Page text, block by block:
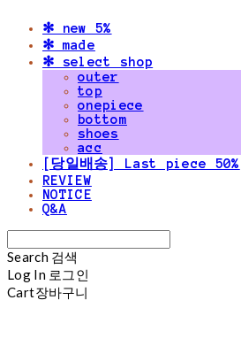
✻ new 5%
✻ made
✻ select shop
outer
top
onepiece
bottom
shoes
acc
[당일배송] Last piece 50%
REVIEW
NOTICE
Q&A
Search 검색
Log In 로그인
Cart장바구니